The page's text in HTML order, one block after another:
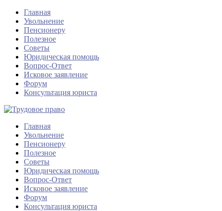
Главная
Увольнение
Пенсионеру
Полезное
Советы
Юридическая помощь
Вопрос-Ответ
Исковое заявление
Форум
Консультация юриста
Главная
Увольнение
Пенсионеру
Полезное
Советы
Юридическая помощь
Вопрос-Ответ
Исковое заявление
Форум
Консультация юриста